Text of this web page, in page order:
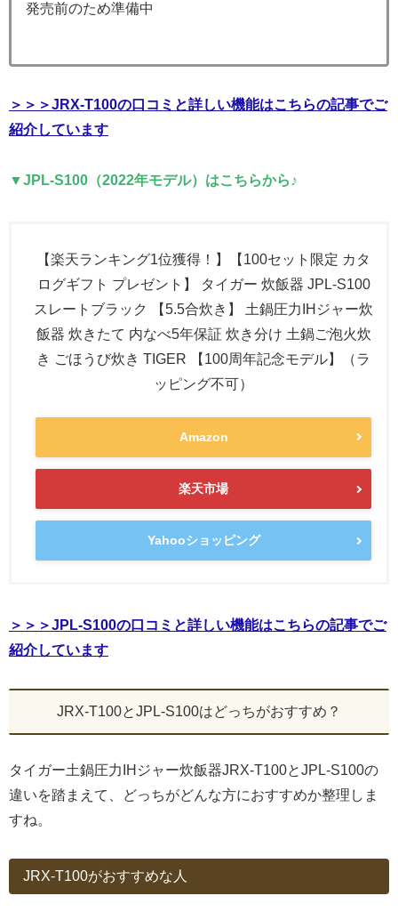
発売前のため準備中
＞＞＞JRX-T100の口コミと詳しい機能はこちらの記事でご
紹介しています
▼JPL-S100（2022年モデル）はこちらから♪
【楽天ランキング1位獲得！】【100セット限定 カタ
ログギフト プレゼント】 タイガー 炊飯器 JPL-S100
スレートブラック 【5.5合炊き】 土鍋圧力IHジャー炊
飯器 炊きたて 内なべ5年保証 炊き分け 土鍋ご泡火炊
き ごほうび炊き TIGER 【100周年記念モデル】（ラ
ッピング不可）
Amazon
楽天市場
Yahooショッピング
＞＞＞JPL-S100の口コミと詳しい機能はこちらの記事でご
紹介しています
JRX-T100とJPL-S100はどっちがおすすめ？
タイガー土鍋圧力IHジャー炊飯器JRX-T100とJPL-S100の
違いを踏まえて、どっちがどんな方におすすめか整理しま
すね。
JRX-T100がおすすめな人